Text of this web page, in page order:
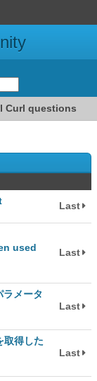
Curl questions
Last
used
Last
メータ
Last
取得した
Last